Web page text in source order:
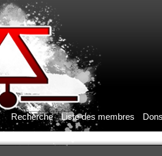
Recherche Liste des membres Dons